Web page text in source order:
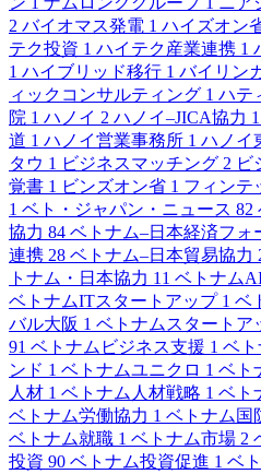
2 バイオマス発電 1 ハイズオン
テク投資 1 ハイテク産業連携 1
1 ハイブリッド移行 1 バイリン
ィックコンサルティング 1 ハテ
院 1 ハノイ 2 ハノイ–JICA協力 1
道 1 ハノイ営業事務所 1 ハノイ
タウ 1 ビジネスマッチング 2 ビ
覚書 1 ビンズオン省 1 フィンテ
1 ベト・ジャパン・ニュース 82
協力 84 ベトナム–日本経済フォ
連携 28 ベトナム–日本貿易協力
トナム・日本協力 11 ベトナム
ベトナムITスタートアップ 1 ベ
バル大阪 1 ベトナムスタートア
91 ベトナムビジネス支援 1 ベト
ンド 1 ベトナムユニクロ 1 ベト
人材 1 ベトナム人材戦略 1 ベト
ベトナム労働協力 1 ベトナム国
ベトナム就職 1 ベトナム市場 2
投資 90 ベトナム投資促進 1 ベ